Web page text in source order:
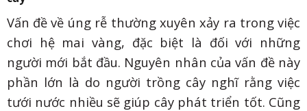
Vấn đề về úng rễ thường xuyên xảy ra trong việc
chơi hệ mai vàng, đặc biệt là đối với những
người mới bắt đầu. Nguyên nhân của vấn đề này
phần lớn là do người trồng cây nghĩ rằng việc
tưới nước nhiều sẽ giúp cây phát triển tốt. Cũng